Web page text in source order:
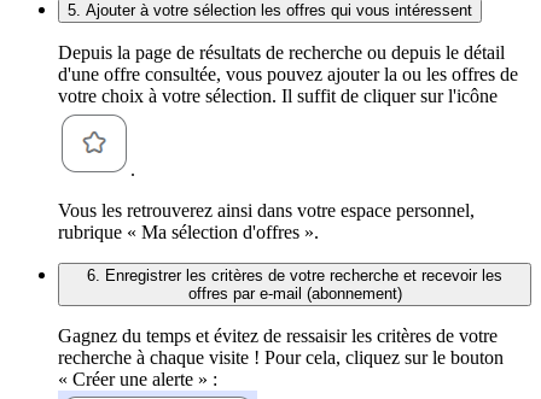
5. Ajouter à votre sélection les offres qui vous intéressent
Depuis la page de résultats de recherche ou depuis le détail
d'une offre consultée, vous pouvez ajouter la ou les offres de
votre choix à votre sélection. Il suffit de cliquer sur l'icône
.
Vous les retrouverez ainsi dans votre espace personnel,
rubrique « Ma sélection d'offres ».
6. Enregistrer les critères de votre recherche et recevoir les
offres par e-mail (abonnement)
Gagnez du temps et évitez de ressaisir les critères de votre
recherche à chaque visite ! Pour cela, cliquez sur le bouton
« Créer une alerte » :